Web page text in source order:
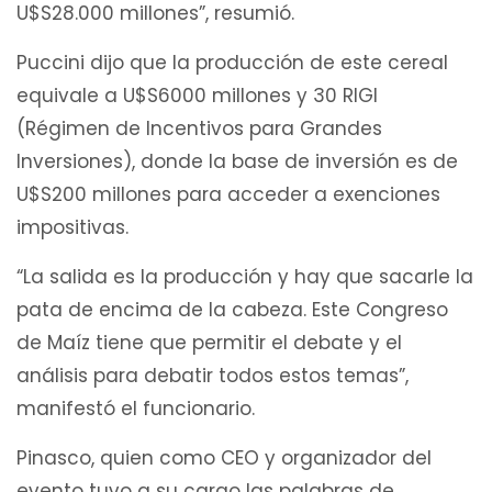
U$S28.000 millones”, resumió.
Puccini dijo que la producción de este cereal
equivale a U$S6000 millones y 30 RIGI
(Régimen de Incentivos para Grandes
Inversiones), donde la base de inversión es de
U$S200 millones para acceder a exenciones
impositivas.
“La salida es la producción y hay que sacarle la
pata de encima de la cabeza. Este Congreso
de Maíz tiene que permitir el debate y el
análisis para debatir todos estos temas”,
manifestó el funcionario.
Pinasco, quien como CEO y organizador del